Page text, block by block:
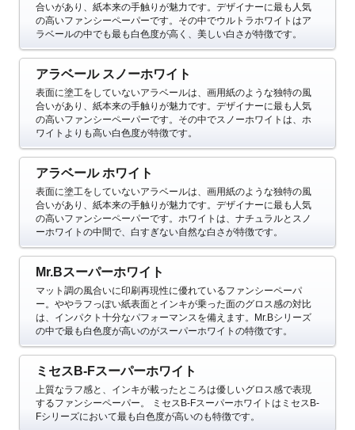
合いがあり、紙本来の手触りが魅力です。デザイナーに最も人気
の高いファンシーペーパーです。その中でウルトラホワイトはア
ラベールの中でも最も白色度が高く、美しい白さが特徴です。
アラベール スノーホワイト
表面に塗工をしていないアラベールは、画用紙のような独特の風
合いがあり、紙本来の手触りが魅力です。デザイナーに最も人気
の高いファンシーペーパーです。その中でスノーホワイトは、ホ
ワイトよりも高い白色度が特徴です。
アラベール ホワイト
表面に塗工をしていないアラベールは、画用紙のような独特の風
合いがあり、紙本来の手触りが魅力です。デザイナーに最も人気
の高いファンシーペーパーです。ホワイトは、ナチュラルとスノ
ーホワイトの中間で、白すぎない自然な白さが特徴です。
Mr.Bスーパーホワイト
マット調の風合いに印刷再現性に優れているファンシーペーパ
ー。ややラフっぽい紙表面とインキが乗った面のグロス感の対比
は、インパクト十分なパフォーマンスを備えます。Mr.Bシリーズ
の中で最も白色度が高いのがスーパーホワイトの特徴です。
ミセスB-Fスーパーホワイト
上質なラフ感と、インキが載ったところは優しいグロス感で表現
するファンシーペーパー。
ミセスB-FスーパーホワイトはミセスB-
Fシリーズにおいて最も白色度が高いのも特徴です。